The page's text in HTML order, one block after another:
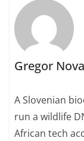
Gregor
A Slovenian
run a wildlife
African tech